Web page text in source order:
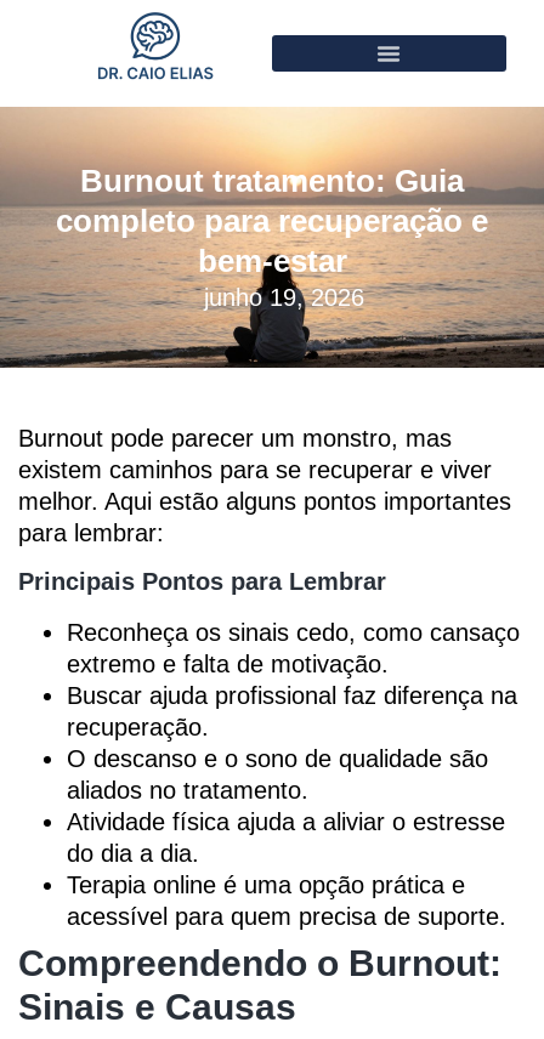
Burnout tratamento: Guia
completo para recuperação e
bem-estar
junho 19, 2026
Burnout pode parecer um monstro, mas
existem caminhos para se recuperar e viver
melhor. Aqui estão alguns pontos importantes
para lembrar:
Principais Pontos para Lembrar
Reconheça os sinais cedo, como cansaço
extremo e falta de motivação.
Buscar ajuda profissional faz diferença na
recuperação.
O descanso e o sono de qualidade são
aliados no tratamento.
Atividade física ajuda a aliviar o estresse
do dia a dia.
Terapia online é uma opção prática e
acessível para quem precisa de suporte.
Compreendendo o Burnout:
Sinais e Causas